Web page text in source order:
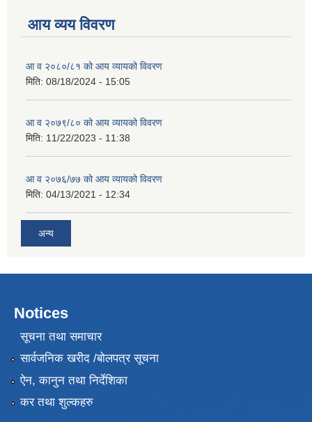
आय व्यय विवरण
आ व २०८०/८१ को आय व्यायको विवरण
मिति: 08/18/2024 - 15:05
आ व २०७९/८० को आय व्यायको विवरण
मिति: 11/22/2023 - 11:38
आ व २०७६/७७ को आय व्यायको विवरण
मिति: 04/13/2021 - 12:34
अन्य
Notices
सूचना तथा समाचार
सार्वजनिक खरीद /बोलपत्र सूचना
ऐन, कानुन तथा निर्देशिका
कर तथा शुल्कहरु